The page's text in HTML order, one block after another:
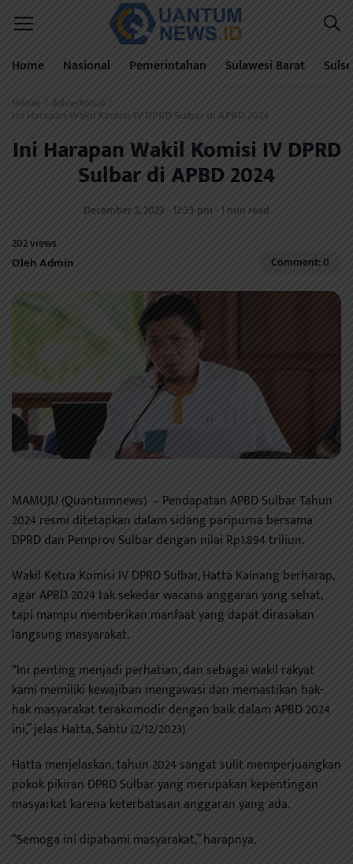
Home Nasional Pemerintahan Sulawesi Barat
Home / Advertorial /
Ini Harapan Wakil Komisi IV DPRD Sulbar di APBD 2024
Ini Harapan Wakil Komisi IV DPRD
Sulbar di APBD 2024
December 2, 2023 - 12:33 pm - 1 min read
202 views
Oleh Admin Comment: 0
MAMUJU (Quantumnews) – Pendapatan APBD Sulbar Tahun
2024 resmi ditetapkan dalam sidang paripurna bersama
DPRD dan Pemprov Sulbar dengan nilai Rp1.894 triliun.
Wakil Ketua Komisi IV DPRD Sulbar, Hatta Kainang berharap,
agar APBD 2024 tak sekedar wacana anggaran yang sehat,
tapi mampu memberikan manfaat yang dapat dirasakan
langsung masyarakat.
“Ini penting menjadi perhatian, dan sebagai wakil rakyat
kami memiliki kewajiban mengawasi dan memastikan hak-
hak masyarakat terakomodir dengan baik dalam APBD 2024
ini,” jelas Hatta, Sabtu (2/12/2023)
Hatta menjelaskan, tahun 2024 sangat sulit memperjuangkan
pokok pikiran DPRD Sulbar yang merupakan kepentingan
masyarkat karena keterbatasan anggaran yang ada.
“Semoga ini dipahami masyarakat,” harapnya.